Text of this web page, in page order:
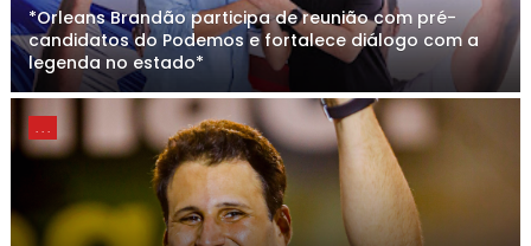
*Orleans Brandão participa de reunião com pré-
candidatos do Podemos e fortalece diálogo com a
legenda no estado*
. . .